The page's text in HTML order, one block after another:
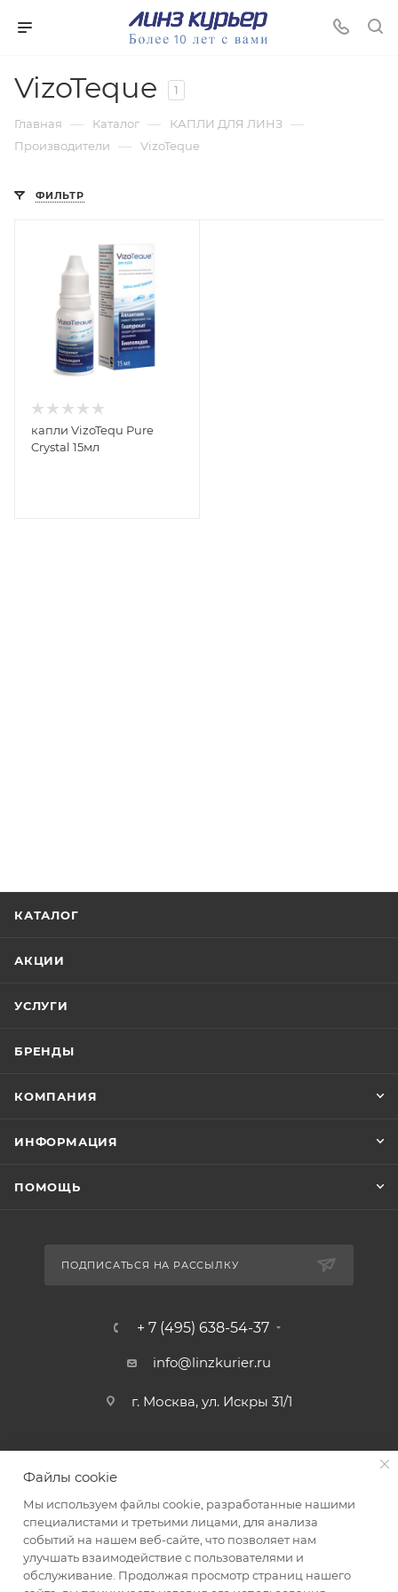
VizoTeque 1
Главная — Каталог — КАПЛИ ДЛЯ ЛИНЗ —
Производители — VizoTeque
ФИЛЬТР
капли VizoTequ Pure
Crystal 15мл
КАТАЛОГ
АКЦИИ
УСЛУГИ
БРЕНДЫ
КОМПАНИЯ
ИНФОРМАЦИЯ
ПОМОЩЬ
ПОДПИСАТЬСЯ НА РАССЫЛКУ
+ 7 (495) 638-54-37
info@linzkurier.ru
г. Москва, ул. Искры 31/1
Файлы cookie
Мы используем файлы cookie, разработанные нашими
специалистами и третьими лицами, для анализа
событий на нашем веб-сайте, что позволяет нам
улучшать взаимодействие с пользователями и
обслуживание. Продолжая просмотр страниц нашего